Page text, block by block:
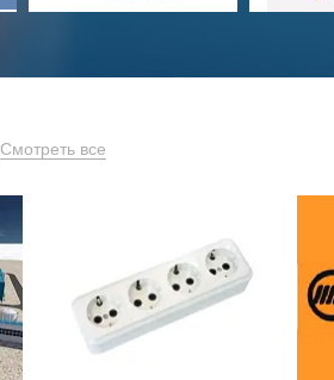
Смотреть все